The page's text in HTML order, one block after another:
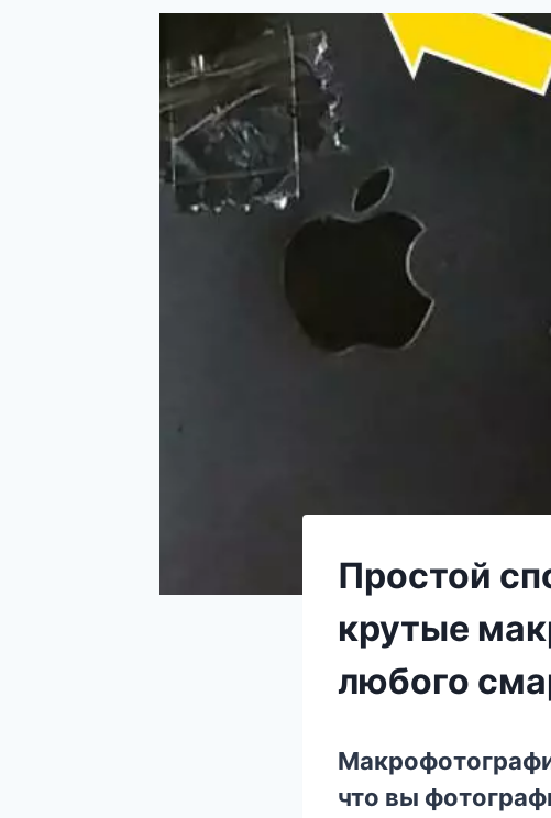
Простой
крутые
любого
чтo вы